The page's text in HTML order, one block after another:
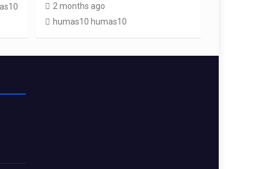
2 months ago
humas10 humas10